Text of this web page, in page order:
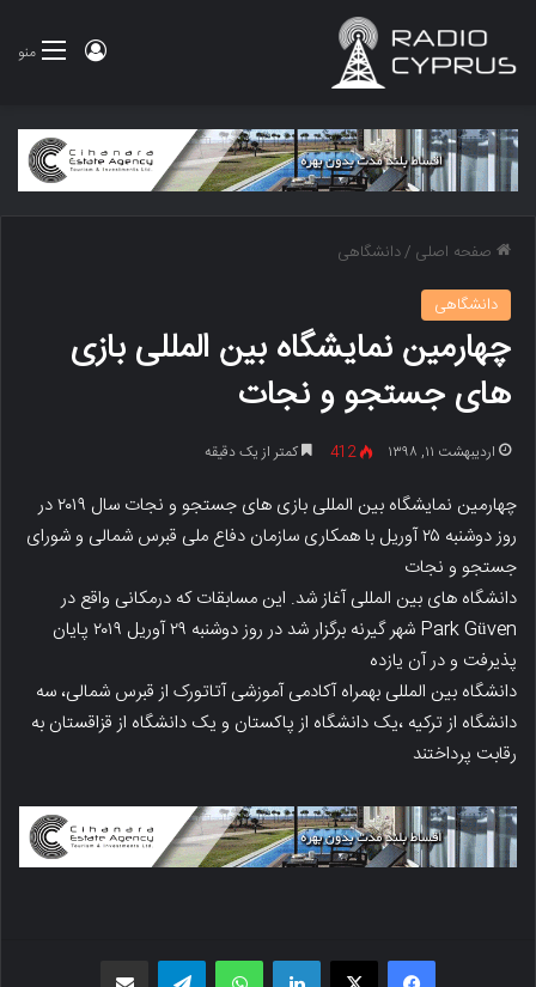
منو ورود
صفحه اصلی /دانشگاهی
دانشگاهی
چهارمین نمایشگاه بین المللی بازی
های جستجو و نجات
اردیبهشت ۱۱, ۱۳۹۸ 412 کمتر از یک دقیقه
چهارمین نمایشگاه بین المللی بازی های جستجو و نجات سال ۲۰۱۹ در
روز دوشنبه ۲۵ آوریل با همکاری سازمان دفاع ملی قبرس شمالی و شورای
جستجو و نجات
دانشگاه های بین المللی آغاز شد. این مسابقات که درمکانی واقع در
Park Güven شهر گیرنه برگزار شد در روز دوشنبه ۲۹ آوریل ۲۰۱۹ پایان
پذیرفت و در آن یازده
دانشگاه بین المللی بهمراه آکادمی آموزشی آتاتورک از قبرس شمالی، سه
دانشگاه از ترکیه ،یک دانشگاه از پاکستان و یک دانشگاه از قزاقستان به
رقابت پرداختند
فیسبوک X لینکدین واتس اپ